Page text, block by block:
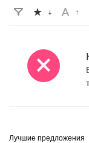
Лучшие предложения